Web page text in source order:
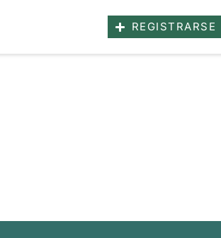
REGISTRARSE